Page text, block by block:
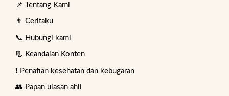
📌 Tentang Kami
👨 Ceritaku
📞 Hubungi kami
📃 Keandalan Konten
❗ Penafian kesehatan dan kebugaran
👥 Papan ulasan ahli